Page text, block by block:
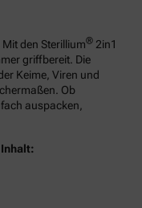
den Sterillium® 2in1
griffbereit. Die
Keime, Viren und
Ob
auspacken,